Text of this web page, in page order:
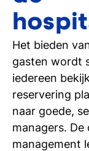
Het bieden
gasten wordt
iedereen
reservering
naar goede,
managers.
management